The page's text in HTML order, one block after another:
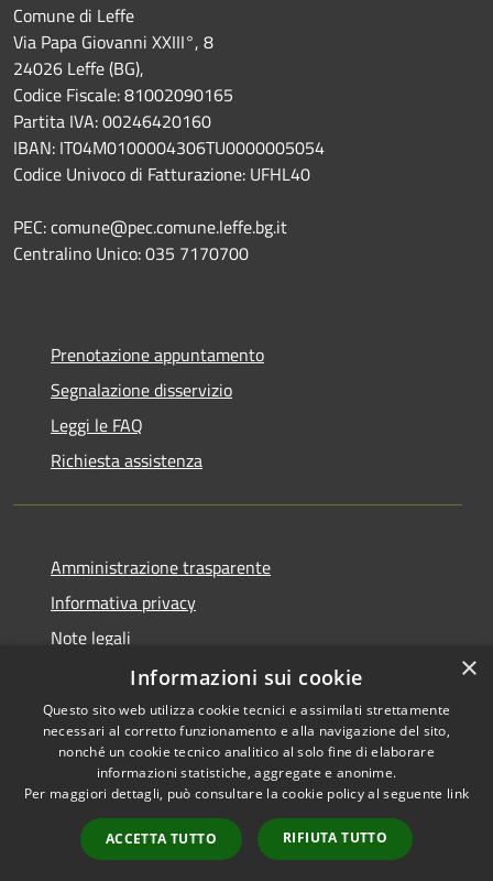
Comune di Leffe
Via Papa Giovanni XXIII°, 8
24026 Leffe (BG),
Codice Fiscale: 81002090165
Partita IVA: 00246420160
IBAN: IT04M0100004306TU0000005054
Codice Univoco di Fatturazione: UFHL40
PEC: comune@pec.comune.leffe.bg.it
Centralino Unico: 035 7170700
Prenotazione appuntamento
Segnalazione disservizio
Leggi le FAQ
Richiesta assistenza
Amministrazione trasparente
Informativa privacy
Note legali
Dichiarazione di accessibilità
RSS
Accessibilità
Copyright © 2026 • Comune di
Leffe • Powered by
Municipium•
Accesso
redazione
×
Informazioni sui cookie
Questo sito web utilizza cookie tecnici e assimilati strettamente
necessari al corretto funzionamento e alla navigazione del sito,
nonché un cookie tecnico analitico al solo fine di elaborare
informazioni statistiche, aggregate e anonime.
Per maggiori dettagli, può consultare la cookie policy al seguente link
ACCETTA TUTTO RIFIUTA TUTTO